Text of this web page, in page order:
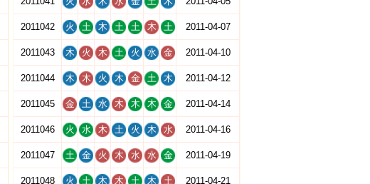
2011042 火 土 木 土 土 木 土 2011-04-07
2011043 木 火 木 土 火 水 金 2011-04-10
2011044 木 木 火 木 金 土 木 2011-04-12
2011045 金 土 水 木 木 木 金 2011-04-14
2011046 火 水 木 土 火 木 水 2011-04-16
2011047 土 金 火 木 水 水 金 2011-04-19
2011048 火 土 木 木 土 木 土 2011-04-21